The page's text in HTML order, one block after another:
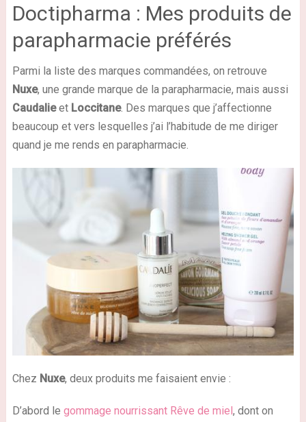
Doctipharma : Mes produits de
parapharmacie préférés
Parmi la liste des marques commandées, on retrouve
Nuxe, une grande marque de la parapharmacie, mais aussi
Caudalieet Loccitane. Des marques que j’affectionne
beaucoup et vers lesquelles j’ai l’habitude de me diriger
quand je me rends en parapharmacie.
Chez Nuxe, deux produits me faisaient envie :
D’abord le gommage nourrissant Rêve de miel , dont on